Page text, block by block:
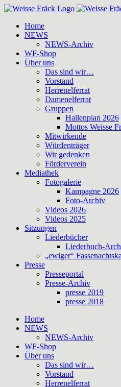
Zum
springenHome
NEWS
NEWS-Archiv
WF-Shop
Über uns
Das sind wir…
Vorstand
Herrenelferrat
Damenelferrat
Gruppen
Hallenplan 2026
Mottos Weisse
Mitwirkende
Würdenträger
Wir gedenken
Förderverein
Mediathek
Fotogalerie
Kampagne 2026
Foto-Archiv
Videos 2026
Videos 2025
Sitzungen
Liederbücher
Liederbuch-
„ewiger“
Presse
Presseportal
Presse-Archiv
presse 2019
presse 2018
Home
NEWS
NEWS-Archiv
WF-Shop
Über uns
Das sind wir…
Vorstand
Herrenelferrat